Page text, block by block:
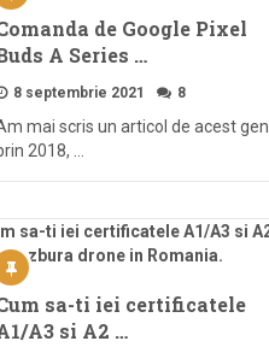
de Google Pixel
A Series …
8 septembrie 2021 8
mai scris un articol de acest gen
2018, …
sa-ti iei certificatele
A3 si A2 …